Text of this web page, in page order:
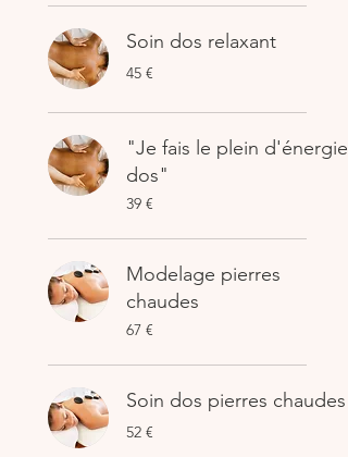
Soin dos relaxant
45
euros
45 €
"Je fais le plein d'énergie
dos"
39
euros
39 €
Modelage pierres
chaudes
67
euros
67 €
Soin dos pierres chaudes
52
euros
52 €